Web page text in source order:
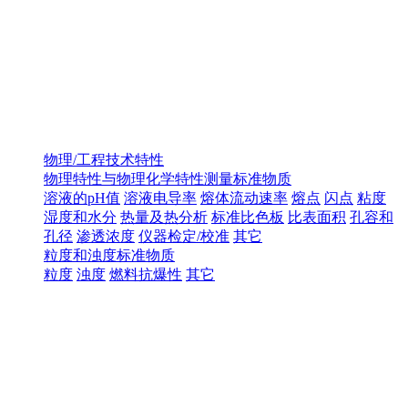
物理/工程技术特性
物理特性与物理化学特性测量标准物质
溶液的pH值 溶液电导率 熔体流动速率 熔点 闪点 粘度
湿度和水分 热量及热分析 标准比色板 比表面积 孔容和
孔径 渗透浓度 仪器检定/校准 其它
粒度和浊度标准物质
粒度 浊度 燃料抗爆性 其它